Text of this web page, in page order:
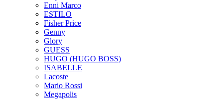
Enni Marco
ESTILO
Fisher Price
Genny
Glory
GUESS
HUGO (HUGO BOSS)
ISABELLE
Lacoste
Mario Rossi
Megapolis